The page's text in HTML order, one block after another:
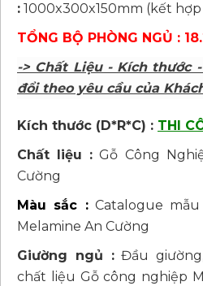
: 1000x300x150mm (kết
TỔNG BỘ PHÒNG NGỦ :
-> Chất Liệu - Kích thước
đổi theo yêu cầu của
Kích thước (D*R*C) : THI
Chất liệu : Gỗ Công
Cường
Màu sắc :Catalogue mẫu
Melamine An Cường
Giường ngủ :Đầu
chất liệu Gỗ công nghiệp